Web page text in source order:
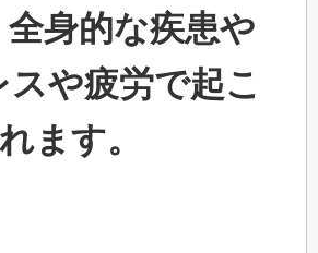
身的な疾患や
や疲労で起こ
ます。